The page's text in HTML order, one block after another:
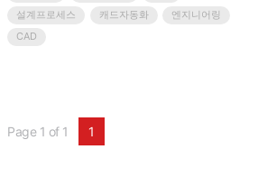
많은 기업에서는 기존 도면을 복사해 수정하고,
Excel 계산서와 BOM을 별도로 관리하며, 도면번호
·Rev.·PDF 출력·검토 결과를 담당자의 수작업에 의존
설계프로세스
캐드자동화
엔지니어링
CAD
Page 1 of 1 1